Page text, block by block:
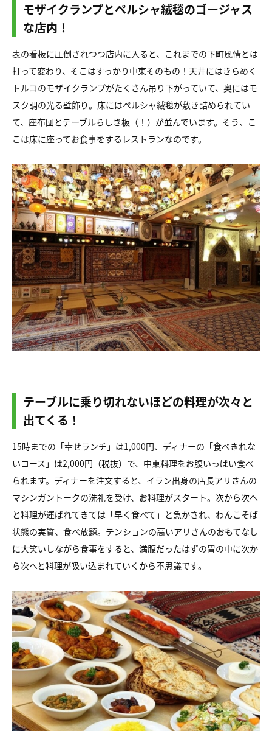
モザイクランプとペルシャ絨毯のゴージャス
な店内！
表の看板に圧倒されつつ店内に入ると、これまでの下町風情とは
打って変わり、そこはすっかり中東そのもの！天井にはきらめく
トルコのモザイクランプがたくさん吊り下がっていて、奥にはモ
スク調の光る壁飾り。床にはペルシャ絨毯が敷き詰められてい
て、座布団とテーブルらしき板（！）が並んでいます。そう、こ
こは床に座ってお食事をするレストランなのです。
テーブルに乗り切れないほどの料理が次々と
出てくる！
15時までの「幸せランチ」は1,000円、ディナーの「食べきれな
いコース」は2,000円（税抜）で、中東料理をお腹いっぱい食べ
られます。ディナーを注文すると、イラン出身の店長アリさんの
マシンガントークの洗礼を受け、お料理がスタート。次から次へ
と料理が運ばれてきては「早く食べて」と急かされ、わんこそば
状態の実質、食べ放題。テンションの高いアリさんのおもてなし
に大笑いしながら食事をすると、満腹だったはずの胃の中に次か
ら次へと料理が吸い込まれていくから不思議です。